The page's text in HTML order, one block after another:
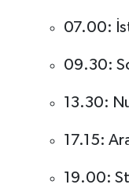
07.00:
09.30:
13.30:
17.15:
19.00: